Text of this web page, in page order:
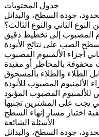
جدول المحتويات
جودة السطح، والبدائل
النوع الثاني والنوع الثالث؟
المصبوب إلى تخطيط دقيق
الصب على نتائج الأنودة
أجزاء الألمنيوم المصبوب
محفوفة بالمخاطر أو مفيدة
الطلاء والطلاء بالمسحوق
الألمنيوم المصبوب للأنودة
للألمنيوم المصبوب المؤنود
يجب على المشترين تجنبها
اختيار مسار إنهاء السطح
الأسئلة الشائعة
جودة السطح، والبدائل